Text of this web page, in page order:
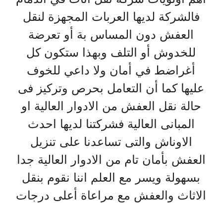
فالشركة لديها العربات المجهزة لنقل
العفش دون المساس بة أو تعرضة
للخدوش أو التلف وبهذا ستكون كل
أغراضط في أمان ولا داعي للخوف
عليها كما أن التعامل بحرص وتركيز فى
حالة نقل العفش من الادوار العالية او
المبانى العالية فشركتنا لديها احدث
الاوناش والتى تساعدنا على تنزيل
العفش بأمان تام من الادوار العالية جدا
بسهولة ويسر مع العلم اننا نقوم بنقل
الاثاث والعفش مع مراعاة أعلى درجات